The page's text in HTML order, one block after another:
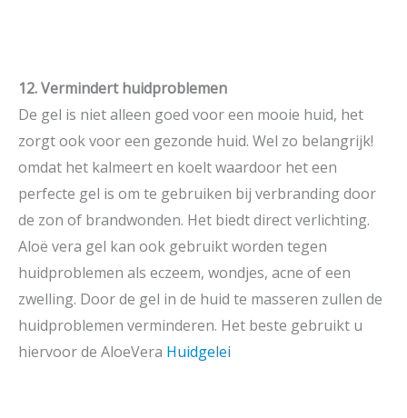
12. Vermindert huidproblemen
De gel is niet alleen goed voor een mooie huid, het
zorgt ook voor een gezonde huid. Wel zo belangrijk!
omdat het kalmeert en koelt waardoor het een
perfecte gel is om te gebruiken bij verbranding door
de zon of brandwonden. Het biedt direct verlichting.
Aloë vera gel kan ook gebruikt worden tegen
huidproblemen als eczeem, wondjes, acne of een
zwelling. Door de gel in de huid te masseren zullen de
huidproblemen verminderen. Het beste gebruikt u
hiervoor de AloeVera Huidgelei